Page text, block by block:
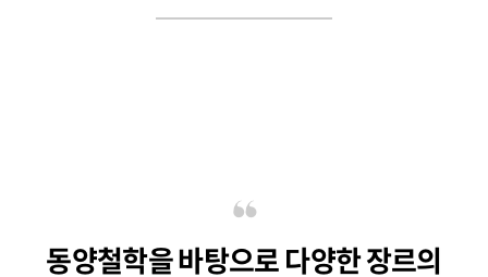
동양철학을 바탕으로 다양한 장르의